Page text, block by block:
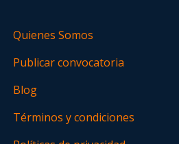
Quienes Somos
Publicar convocatoria
Blog
Términos y condiciones